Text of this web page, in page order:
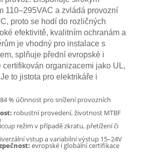
110–295VAC a zvládá provozní
proto se hodí do rozličných
efektivitě, kvalitním ochranám a
je vhodný pro instalace s
splňuje přední evropské i
certifikován organizacemi jako UL,
to jistota pro elektrikáře i
% účinnost pro snížení provozních
robustní provedení, životnost MTBF
režim v případě zkratu, přetížení či
vstup a variabilní výstup 15–24V
evropské i globální certifikace